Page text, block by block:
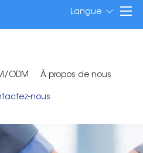
Langue
ODM À propos de nous
nous